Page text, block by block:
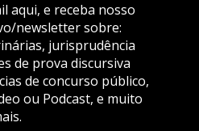
aqui, e receba nosso
newsletter sobre:
jurisprudência
de prova discursiva
de concurso público,
ou Podcast, e muito